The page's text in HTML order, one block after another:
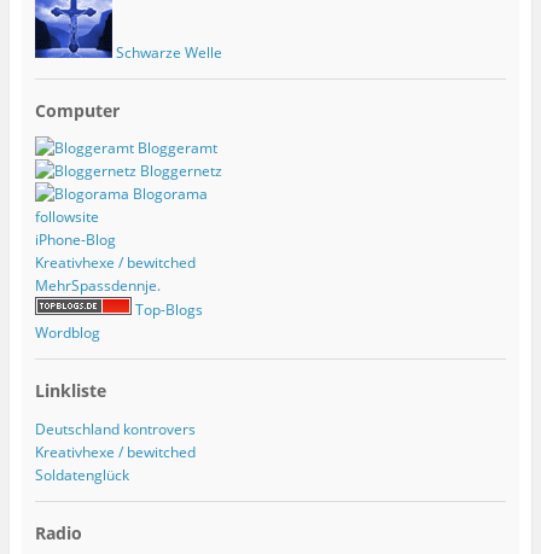
Schwarze Welle
Computer
Bloggeramt
Bloggernetz
Blogorama
followsite
iPhone-Blog
Kreativhexe / bewitched
MehrSpassdennje.
Top-Blogs
Wordblog
Linkliste
Deutschland kontrovers
Kreativhexe / bewitched
Soldatenglück
Radio